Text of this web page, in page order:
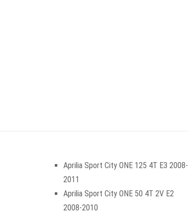
Aprilia Sport City ONE 125 4T E3 2008-
2011
Aprilia Sport City ONE 50 4T 2V E2
2008-2010